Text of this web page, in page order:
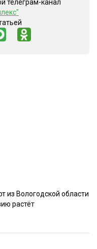
телеграм-канал
из Вологодской области
растёт